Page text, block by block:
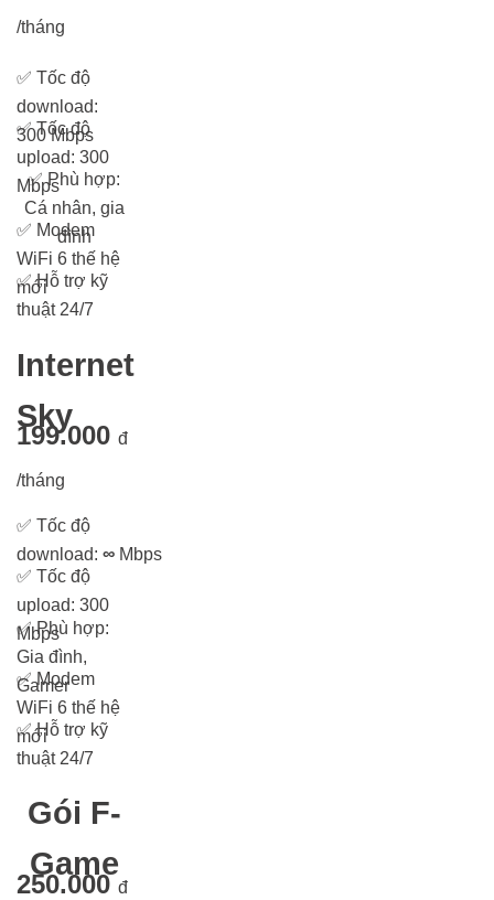
/tháng
✅ Tốc độ
download:
300 Mbps
✅Tốc độ
upload: 300
Mbps
✅Phù hợp:
Cá nhân, gia
đình
✅ Modem
WiFi 6 thế hệ
mới
✅Hỗ trợ kỹ
thuật 24/7
Internet
Sky
199.000 đ
/tháng
✅ Tốc độ
download: ∞ Mbps
✅ Tốc độ
upload: 300
Mbps
✅Phù hợp:
Gia đình,
Gamer
✅Modem
WiFi 6 thế hệ
mới
✅Hỗ trợ kỹ
thuật 24/7
Gói F-
Game
250.000 đ